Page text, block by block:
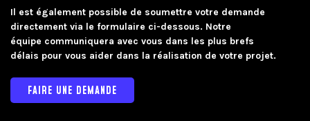
Il est également possible de soumettre votre demande
directement via le formulaire ci-dessous. Notre
équipe communiquera avec vous dans les plus brefs
délais pour vous aider dans la réalisation de votre projet.
FAIRE UNE DEMANDE